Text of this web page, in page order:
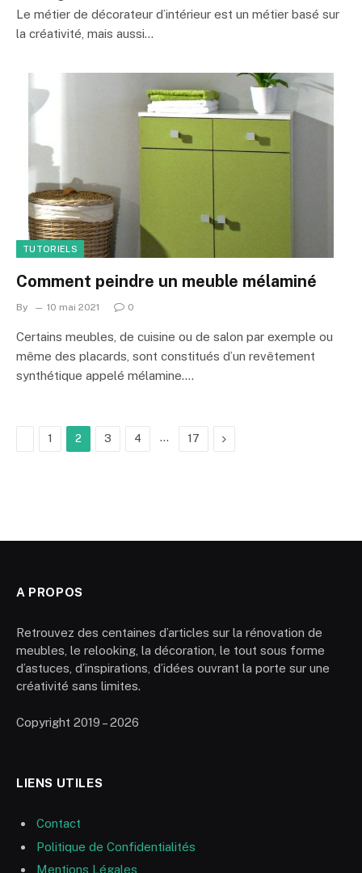
Le métier de décorateur d’intérieur est un métier basé sur
la créativité, mais aussi…
TUTORIELS
Comment peindre un meuble mélaminé
By 10 mai 2021 0
Certains meubles, de cuisine ou de salon par exemple ou
même des placards, sont constitués d’un revêtement
synthétique appelé mélamine.…
Previous
1 2 3 4 … 17 Next
A PROPOS
Retrouvez des centaines d’articles sur la rénovation de
meubles, le relooking, la décoration, le tout sous forme
d’astuces, d’inspirations, d’idées ouvrant la porte sur une
créativité sans limites.
Copyright 2019 – 2026
LIENS UTILES
Contact
Politique de Confidentialités
Mentions Légales